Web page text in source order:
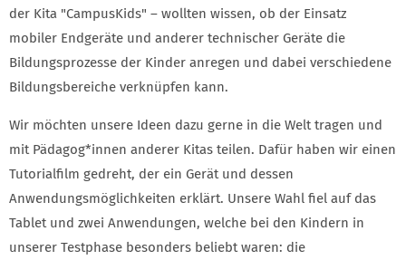
der Kita "CampusKids" – wollten wissen, ob der Einsatz
mobiler Endgeräte und anderer technischer Geräte die
Bildungsprozesse der Kinder anregen und dabei verschiedene
Bildungsbereiche verknüpfen kann.
Wir möchten unsere Ideen dazu gerne in die Welt tragen und
mit Pädagog*innen anderer Kitas teilen. Dafür haben wir einen
Tutorialfilm gedreht, der ein Gerät und dessen
Anwendungsmöglichkeiten erklärt. Unsere Wahl fiel auf das
Tablet und zwei Anwendungen, welche bei den Kindern in
unserer Testphase besonders beliebt waren: die